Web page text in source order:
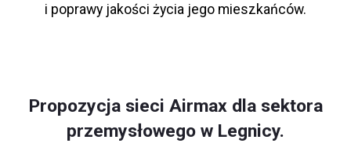
i poprawy jakości życia jego mieszkańców.
Propozycja sieci Airmax dla sektora
przemysłowego w Legnicy.